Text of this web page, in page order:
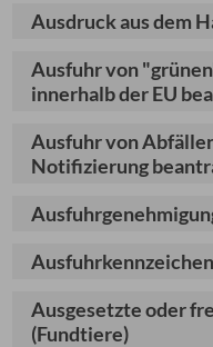
Ausdruck aus dem
Ausfuhr von
innerhalb der EU
Ausfuhr von
Notifizierung
Ausgesetzte oder
(Fundtiere)